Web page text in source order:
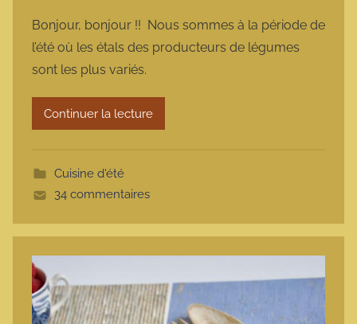
r
m
Bonjour, bonjour !! Nous sommes à la période de
l’été où les étals des producteurs de légumes
sont les plus variés.
Continuer la lecture
Cuisine d'été
34 commentaires